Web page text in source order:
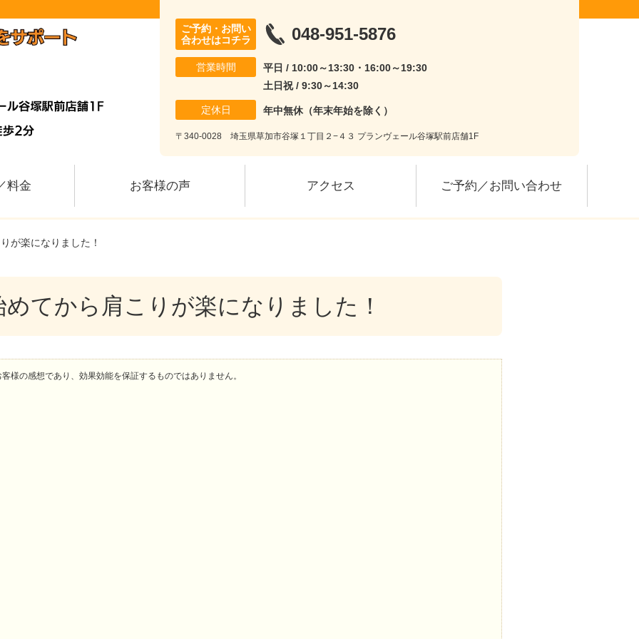
ご予約・お問い
合わせはコチラ
048-951-5876
営業時間
平日 / 10:00～13:30・16:00～19:30
土日祝 / 9:30～14:30
定休日 年中無休（年末年始を除く）
〒340-0028 埼玉県草加市谷塚１丁目２−４３ プランヴェール谷塚駅前店舗1F
料金 お客様の声 アクセス ご予約／お問い合わせ
が楽になりました！
めてから肩こりが楽になりました！
様の感想であり、効果効能を保証するものではありません。